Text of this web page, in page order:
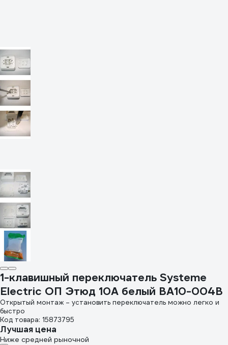
1-клавишный переключатель Systeme
Electric ОП Этюд 10А белый BA10-004B
Открытый монтаж – установить переключатель можно легко и
быстро
Код товара: 15873795
Лучшая цена
Ниже средней рыночной